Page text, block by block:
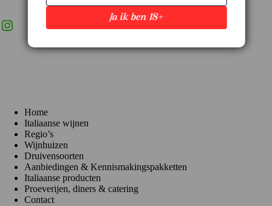
InstagramLinkedIn
Home
Italiaanse wijnen
Regio’s
Wijnhuizen
Druivensoorten
Aanbiedingen & Kennismakingspakketten
Italiaanse producten
Proeverijen, diners & catering
Contact
Ja ik ben 18+